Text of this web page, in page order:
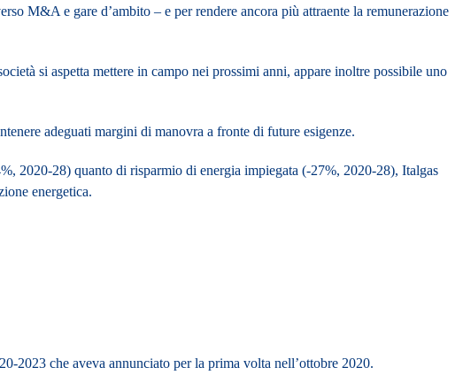
M&A e gare d’ambito – e per rendere ancora più attraente la remunerazione
si aspetta mettere in campo nei prossimi anni, appare inoltre possibile uno
adeguati margini di manovra a fronte di future esigenze.
2020-28) quanto di risparmio di energia impiegata (-27%, 2020-28), Italgas
energetica.
2023 che aveva annunciato per la prima volta nell’ottobre 2020.